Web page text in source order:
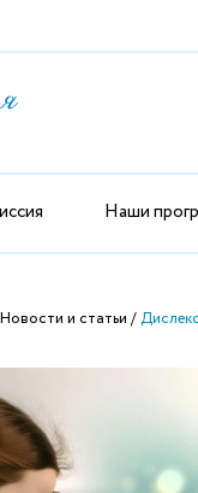
Наши
Новости и статьи